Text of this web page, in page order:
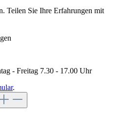
Teilen Sie Ihre Erfahrungen mit
- Freitag 7.30 - 17.00 Uhr
.